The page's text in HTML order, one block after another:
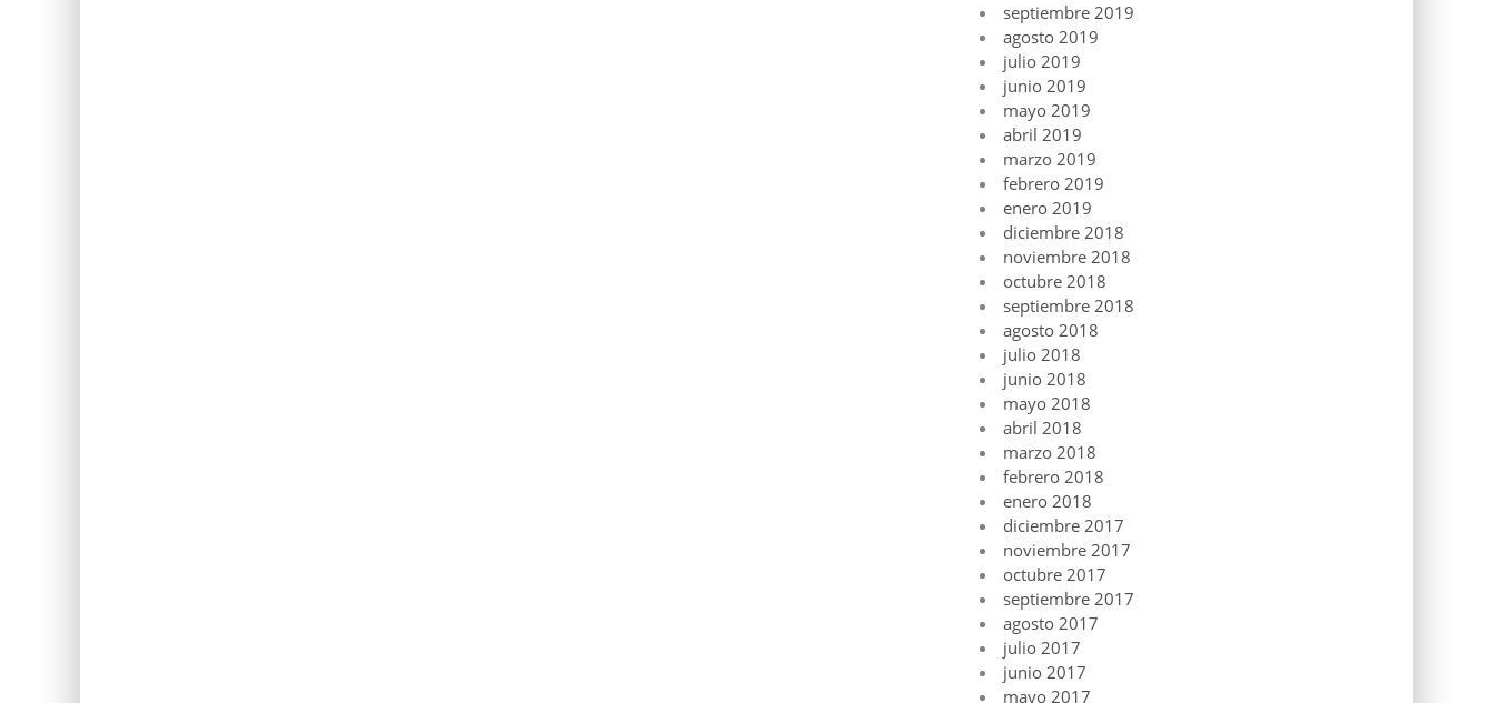
septiembre 2019
agosto 2019
julio 2019
junio 2019
mayo 2019
abril 2019
marzo 2019
febrero 2019
enero 2019
diciembre 2018
noviembre 2018
octubre 2018
septiembre 2018
agosto 2018
julio 2018
junio 2018
mayo 2018
abril 2018
marzo 2018
febrero 2018
enero 2018
diciembre 2017
noviembre 2017
octubre 2017
septiembre 2017
agosto 2017
julio 2017
junio 2017
mayo 2017